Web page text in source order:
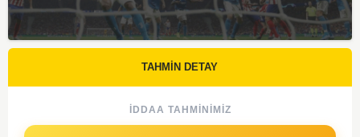
TAHMİN DETAY
İDDAA TAHMINIMIZ